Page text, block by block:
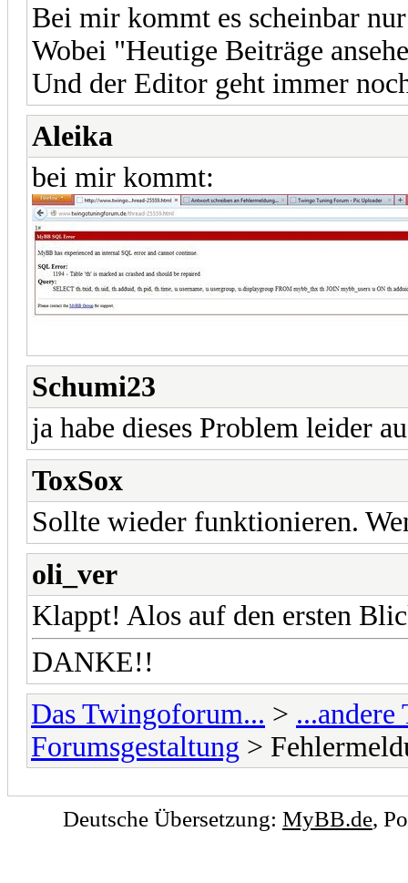
Bei mir kommt es scheinbar
Wobei "Heutige Beiträge
Und der Editor geht immer
Aleika
bei mir kommt:
Schumi23
ja habe dieses Problem leider
ToxSox
Sollte wieder funktionieren.
oli_ver
Klappt! Alos auf den ersten
DANKE!!
Das Twingoforum... > ...andere
Forumsgestaltung >
Deutsche Übersetzung: MyBB.de,